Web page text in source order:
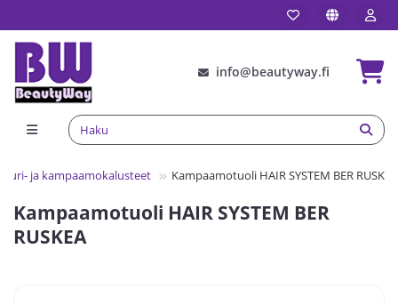
info@beautyway.fi
ja kampaamokalusteet Kampaamotuoli HAIR SYSTEM BER RUSKEA
Kampaamotuoli HAIR SYSTEM BER
RUSKEA